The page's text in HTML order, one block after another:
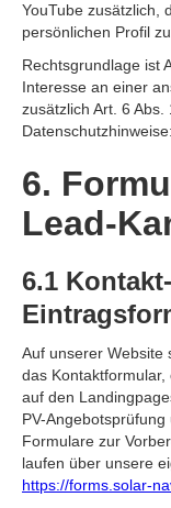
YouTube zusätzlich,
persönlichen Profil
Rechtsgrundlage ist
Interesse an einer
zusätzlich Art. 6 Abs.
Datenschutzhinweise:
6.
Lead-
6.1
Auf unserer Website
das
auf den
PV-
Formulare zur
laufen über unsere
https://forms.solar-